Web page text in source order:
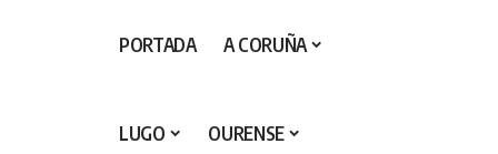
PORTADA A CORUÑA
LUGO OURENSE